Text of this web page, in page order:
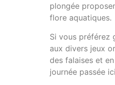
plongée
flore aquatiques.
Si vous préférez
aux divers jeux
des falaises et
journée passée